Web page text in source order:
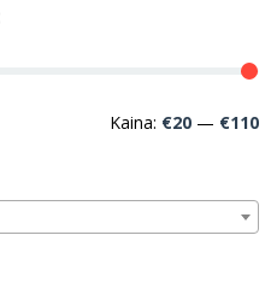
Kaina: €20 — €110